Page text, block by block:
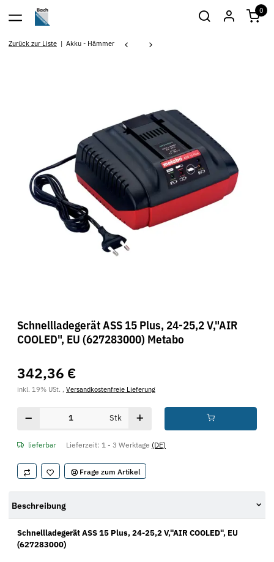
0
Zurück zur Liste Akku - Hämmer
Schnellladegerät ASS 15 Plus, 24-25,2 V,"AIR
COOLED", EU (627283000) Metabo
342,36 €
inkl. 19% USt. , Versandkostenfreie Lieferung
Stk
lieferbar Lieferzeit: 1 - 3 Werktage (DE)
Frage zum Artikel
Beschreibung
Schnellladegerät ASS 15 Plus, 24-25,2 V,"AIR COOLED", EU
(627283000)